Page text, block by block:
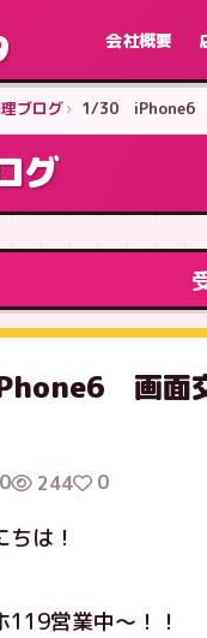
会社概要
ブログ 1/30 iPhone6
グ
画面交
244 0
は！
119営業中〜！！